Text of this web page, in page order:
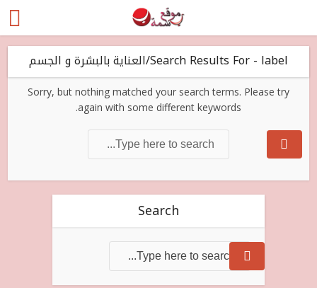
Search Results For - label/العناية بالبشرة و الجسم
Sorry, but nothing matched your search terms. Please try
again with some different keywords.
Search